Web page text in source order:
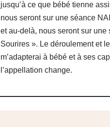
jusqu’à ce que bébé tienne
nous seront sur une séance
et au-delà, nous seront sur une
Sourires ». Le déroulement et
m’adapterai à bébé et à ses
l’appellation change.